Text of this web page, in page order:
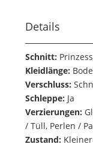
Details
Schnitt:
Kleidlänge:
Verschluss:
Schleppe: Ja
Verzierungen:
/ Tüll, Perlen /
Zustand: